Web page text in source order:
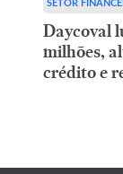
SETOR
Daycoval
milhões,
crédito e